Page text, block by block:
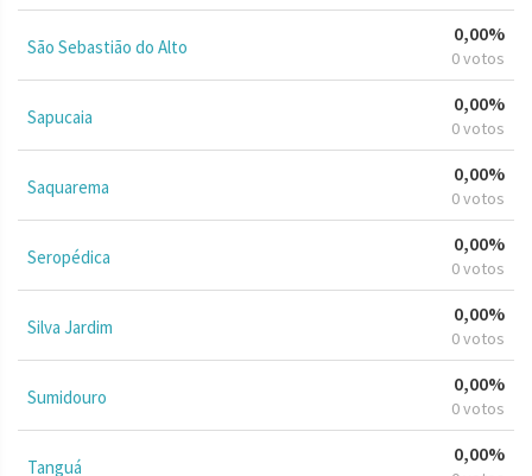
São Sebastião do Alto
0,00%
0 votos
Sapucaia
0,00%
0 votos
Saquarema
0,00%
0 votos
Seropédica
0,00%
0 votos
Silva Jardim
0,00%
0 votos
Sumidouro
0,00%
0 votos
Tanguá
0,00%